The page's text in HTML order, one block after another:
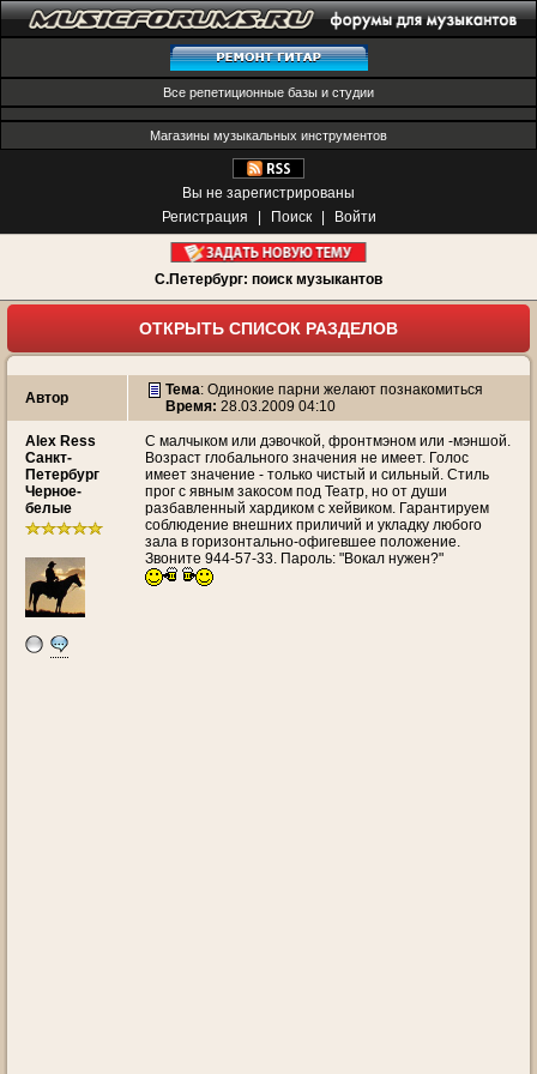
Все репетиционные базы и студии
Магазины музыкальных инструментов
Вы не зарегистрированы
Регистрация
Поиск Войти
С.Петербург: поиск музыкантов
ОТКРЫТЬ СПИСОК РАЗДЕЛОВ
Автор Тема: Одинокие парни желают познакомиться
Время: 28.03.2009 04:10
Alex Ress
Санкт-
Петербург
Черное-
белые
С малчыком или дэвочкой, фронтмэном или -мэншой.
Возраст глобального значения не имеет. Голос
имеет значение - только чистый и сильный. Стиль
прог с явным закосом под Театр, но от души
разбавленный хардиком с хейвиком. Гарантируем
соблюдение внешних приличий и укладку любого
зала в горизонтально-офигевшее положение.
Звоните 944-57-33. Пароль: "Вокал нужен?"